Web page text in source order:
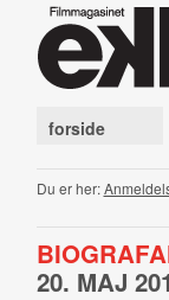
forside
Du er her:
20. MAJ